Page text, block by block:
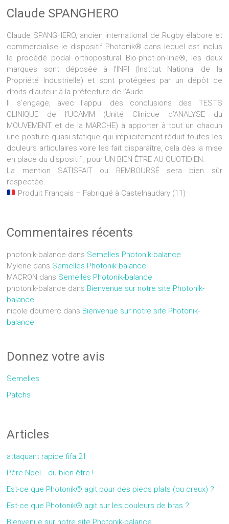
Claude SPANGHERO
Claude SPANGHERO, ancien international de Rugby élabore et
commercialise le dispositif Photonik® dans lequel est inclus
le procédé podal orthopostural Bio-phot-on-line®, les deux
marques sont déposée à l’INPI (Institut National de la
Propriété Industrielle) et sont protégées par un dépôt de
droits d’auteur à la préfecture de l’Aude.
Il s’engage, avec l’appui des conclusions des TESTS
CLINIQUE de l’UCAMM (Unité Clinique d’ANALYSE du
MOUVEMENT et de la MARCHE) à apporter à tout un chacun
une posture quasi statique qui implicitement réduit toutes les
douleurs articulaires voire les fait disparaître, cela dès la mise
en place du dispositif , pour UN BIEN ÊTRE AU QUOTIDIEN.
La mention SATISFAIT ou REMBOURSÉ sera bien sûr
respectée.
Produit Français – Fabriqué à Castelnaudary (11)
Commentaires récents
photonik-balance dans Semelles Photonik-balance
Mylene dans Semelles Photonik-balance
MACRON dans Semelles Photonik-balance
photonik-balance dans Bienvenue sur notre site Photonik-
balance
nicole doumerc dans Bienvenue sur notre site Photonik-
balance
Donnez votre avis
Semelles
Patchs
Articles
attaquant rapide fifa 21
Père Noël… du bien être !
Est-ce que Photonik® agit pour des pieds plats (ou creux) ?
Est-ce que Photonik® agit sur les douleurs de bras ?
Bienvenue sur notre site Photonik-balance